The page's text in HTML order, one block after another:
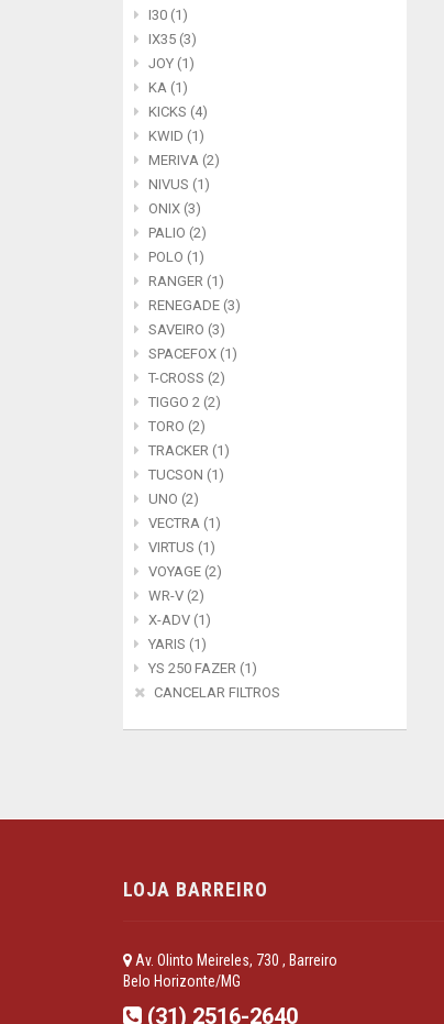
I30 (1)
IX35 (3)
JOY (1)
KA (1)
KICKS (4)
KWID (1)
MERIVA (2)
NIVUS (1)
ONIX (3)
PALIO (2)
POLO (1)
RANGER (1)
RENEGADE (3)
SAVEIRO (3)
SPACEFOX (1)
T-CROSS (2)
TIGGO 2 (2)
TORO (2)
TRACKER (1)
TUCSON (1)
UNO (2)
VECTRA (1)
VIRTUS (1)
VOYAGE (2)
WR-V (2)
X-ADV (1)
YARIS (1)
YS 250 FAZER (1)
CANCELAR FILTROS
LOJA BARREIRO
Av. Olinto Meireles, 730 , Barreiro
Belo Horizonte/MG
(31) 2516-2640